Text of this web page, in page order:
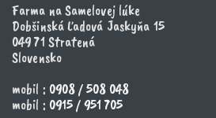
Farma na Samelovej lúke
Dobšinská Ľadová Jaskyňa 15
049 71 Stratená
Slovensko
mobil : 0908 / 508 048
mobil : 0915 / 951 705